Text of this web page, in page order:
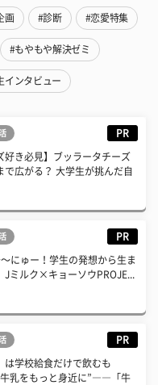
画 #診断 #恋愛特集
#もやもや解決ゼミ
インタビュー
PR
好き必見】ブッラータチーズ
で広がる？ 大学生が挑んだ自
PR
にゅー！学生の発想から生ま
ミルク×キョーソウPROJE...
PR
は学校給食だけで飲むも
乳をもっと身近に”――「牛